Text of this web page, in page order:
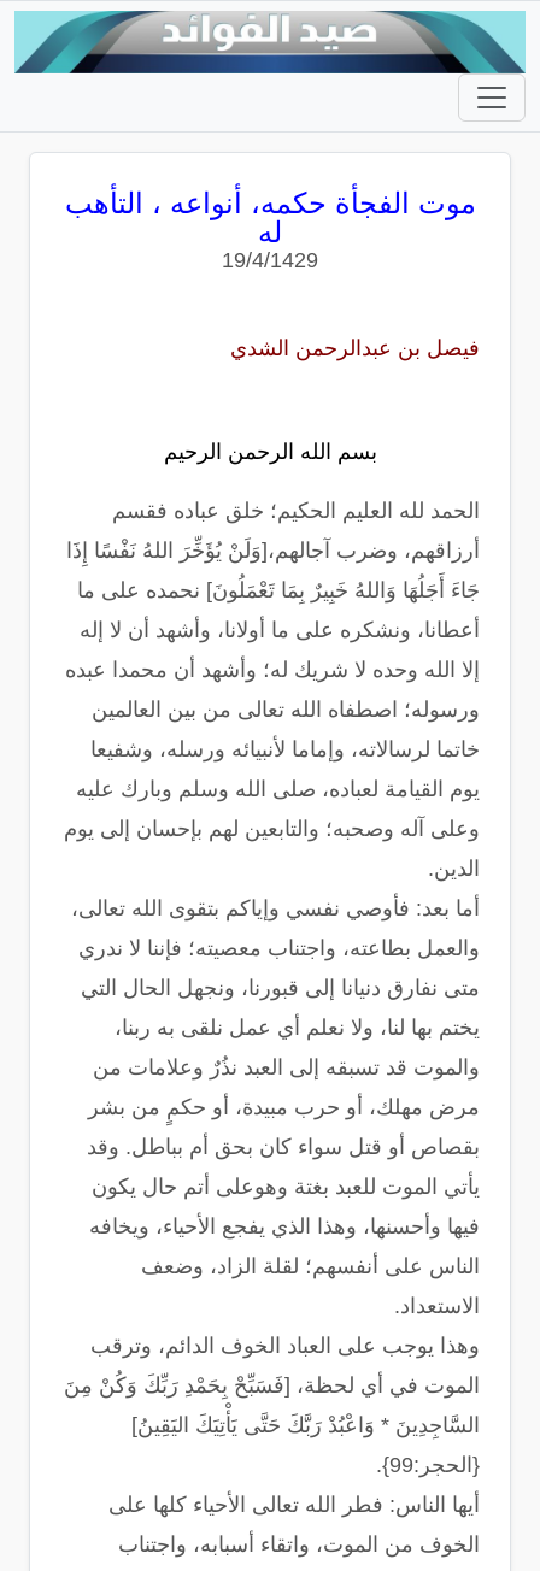
موت الفجأة حكمه، أنواعه ، التأهب
له
19/4/1429
فيصل بن عبدالرحمن الشدي
بسم الله الرحمن الرحيم
الحمد لله العليم الحكيم؛ خلق عباده فقسم
أرزاقهم، وضرب آجالهم،[وَلَنْ يُؤَخِّرَ اللهُ نَفْسًا إِذَا
جَاءَ أَجَلُهَا وَاللهُ خَبِيرٌ بِمَا تَعْمَلُونَ] نحمده على ما
أعطانا، ونشكره على ما أولانا، وأشهد أن لا إله
إلا الله وحده لا شريك له؛ وأشهد أن محمدا عبده
ورسوله؛ اصطفاه الله تعالى من بين العالمين
خاتما لرسالاته، وإماما لأنبيائه ورسله، وشفيعا
يوم القيامة لعباده، صلى الله وسلم وبارك عليه
وعلى آله وصحبه؛ والتابعين لهم بإحسان إلى يوم
الدين.
أما بعد: فأوصي نفسي وإياكم بتقوى الله تعالى،
والعمل بطاعته، واجتناب معصيته؛ فإننا لا ندري
متى نفارق دنيانا إلى قبورنا، ونجهل الحال التي
يختم بها لنا، ولا نعلم أي عمل نلقى به ربنا،
والموت قد تسبقه إلى العبد نذُرٌ وعلامات من
مرض مهلك، أو حرب مبيدة، أو حكمٍ من بشر
بقصاص أو قتل سواء كان بحق أم بباطل. وقد
يأتي الموت للعبد بغتة وهوعلى أتم حال يكون
فيها وأحسنها، وهذا الذي يفجع الأحياء، ويخافه
الناس على أنفسهم؛ لقلة الزاد، وضعف
الاستعداد.
وهذا يوجب على العباد الخوف الدائم، وترقب
الموت في أي لحظة، [فَسَبِّحْ بِحَمْدِ رَبِّكَ وَكُنْ مِنَ
السَّاجِدِينَ * وَاعْبُدْ رَبَّكَ حَتَّى يَأْتِيَكَ اليَقِينُ]
{الحجر:99}.
أيها الناس: فطر الله تعالى الأحياء كلها على
الخوف من الموت، واتقاء أسبابه، واجتناب